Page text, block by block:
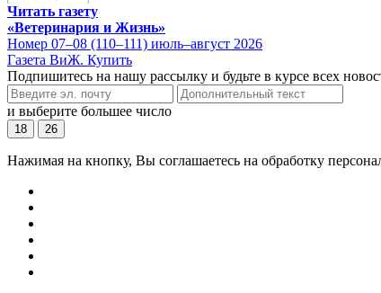
Читать газету
«Ветеринария и Жизнь»
Номер 07–08 (110–111) июль–август 2026
Газета ВиЖ. Купить
Подпишитесь на нашу рассылку и будьте в курсе всех
и выберите большее число
18 26
Нажимая на кнопку, Вы соглашаетесь на обработку